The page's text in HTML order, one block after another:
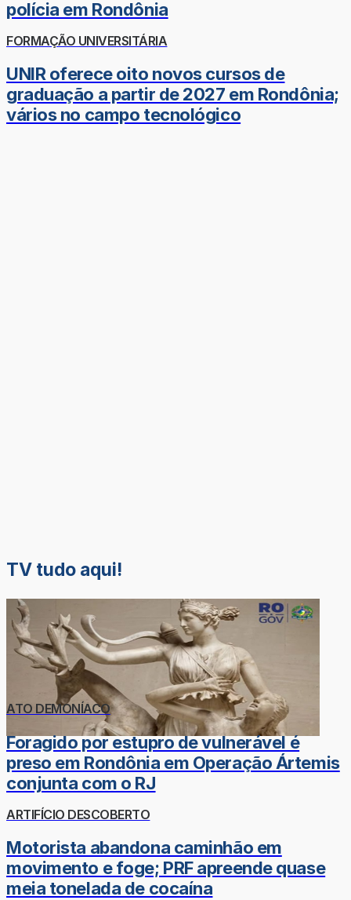
polícia em Rondônia
FORMAÇÃO UNIVERSITÁRIA
UNIR oferece oito novos cursos de
graduação a partir de 2027 em Rondônia;
vários no campo tecnológico
TV tudo aqui!
ATO DEMONÍACO
Foragido por estupro de vulnerável é
preso em Rondônia em Operação Ártemis
conjunta com o RJ
ARTIFÍCIO DESCOBERTO
Motorista abandona caminhão em
movimento e foge; PRF apreende quase
meia tonelada de cocaína